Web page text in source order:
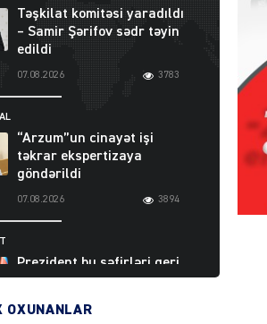
Təşkilat komitəsi yaradıldı
– Samir Şərifov sədr təyin
edildi
07.08.2026 3783
“Arzum”un cinayət işi
təkrar ekspertizaya
göndərildi
07.08.2026 3894
Prezident bu səfirləri geri
çağırdı – Abel
OXUNANLAR